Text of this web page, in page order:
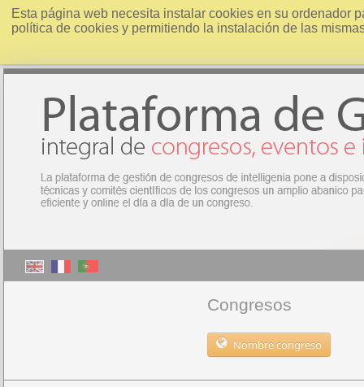
Esta página web necesita instalar cookies en su ordenador
política de cookies y permitiendo la instalación de las
Congresos
Nombre congreso